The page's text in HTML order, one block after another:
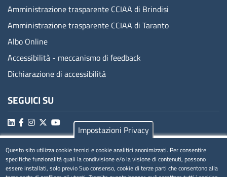
Amministrazione trasparente CCIAA di Brindisi
Amministrazione trasparente CCIAA di Taranto
Albo Online
Accessibilità - meccanismo di feedback
Dichiarazione di accessibilità
SEGUICI SU
MENÚ PRIVACY
Impostazioni Privacy
Questo sito utilizza cookie tecnici e cookie analitici anonimizzati. Per consentire
specifiche funzionalità quali la condivisione e/o la visione di contenuti, possono
essere installati, solo previo Suo consenso, cookie di terze parti che consentono alla